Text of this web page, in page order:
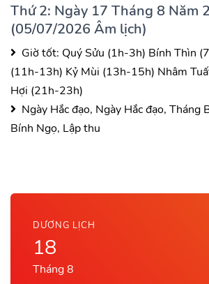
Thứ 2: Ngày 17 Tháng 8 Năm
(05/07/2026 Âm lịch)
Giờ tốt: Quý Sửu (1h-3h) Bính Thìn
(11h-13h) Kỷ Mùi (13h-15h) Nhâm
Hợi (21h-23h)
Ngày Hắc đạo, Ngày Hắc đạo, Tháng
Bính Ngọ, Lập thu
DƯƠNG LỊCH
18
Tháng 8